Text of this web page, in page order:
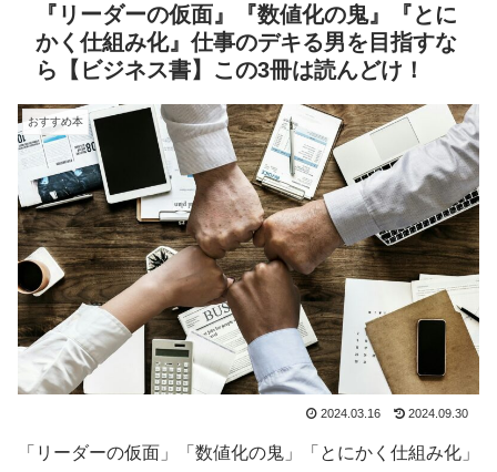
『リーダーの仮面』『数値化の鬼』『とに
かく仕組み化』仕事のデキる男を目指すな
ら【ビジネス書】この3冊は読んどけ！
おすすめ本
2024.03.16 2024.09.30
「リーダーの仮面」「数値化の鬼」「とにかく仕組み化」